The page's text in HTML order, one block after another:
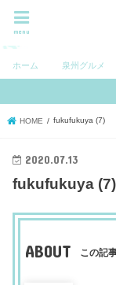
menu
ホーム 泉州グルメ
HOME fukufukuya (7)
2020.07.13
fukufukuya (7)
ABOUT この記